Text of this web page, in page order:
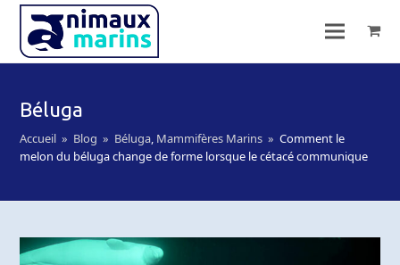
Béluga
Accueil » Blog » Béluga, Mammifères Marins » Comment le
melon du béluga change de forme lorsque le cétacé communique